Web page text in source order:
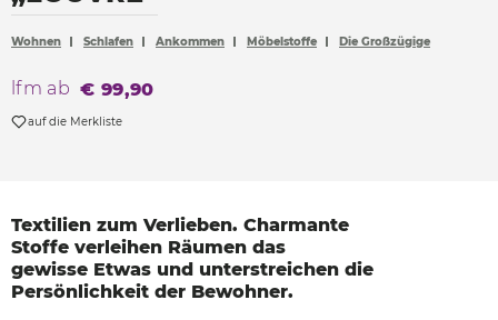
Sonnen- und Sichtschutz
Wohnen Schlafen Ankommen Möbelstoffe Die Großzügige
lfm ab € 99,90
auf die Merkliste
Textilien zum Verlieben. Charmante
Stoffe verleihen Räumen das
gewisse Etwas und unterstreichen die
Persönlichkeit der Bewohner.